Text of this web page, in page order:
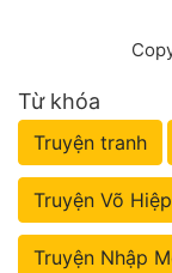
Từ khóa
Truyện tranh
Truyện Võ Hiệp
Truyện Nhập